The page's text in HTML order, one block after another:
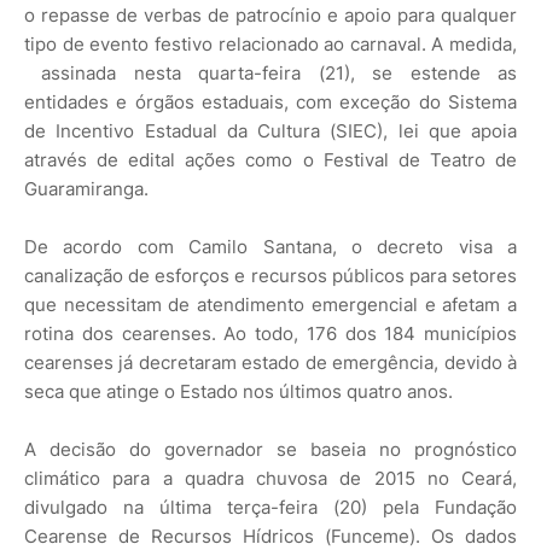
o repasse de verbas de patrocínio e apoio para qualquer
tipo de evento festivo relacionado ao carnaval. A medida,
assinada nesta quarta-feira (21), se estende as
entidades e órgãos estaduais, com exceção do Sistema
de Incentivo Estadual da Cultura (SIEC), lei que apoia
através de edital ações como o Festival de Teatro de
Guaramiranga.
De acordo com Camilo Santana, o decreto visa a
canalização de esforços e recursos públicos para setores
que necessitam de atendimento emergencial e afetam a
rotina dos cearenses. Ao todo, 176 dos 184 municípios
cearenses já decretaram estado de emergência, devido à
seca que atinge o Estado nos últimos quatro anos.
A decisão do governador se baseia no prognóstico
climático para a quadra chuvosa de 2015 no Ceará,
divulgado na última terça-feira (20) pela Fundação
Cearense de Recursos Hídricos (Funceme). Os dados